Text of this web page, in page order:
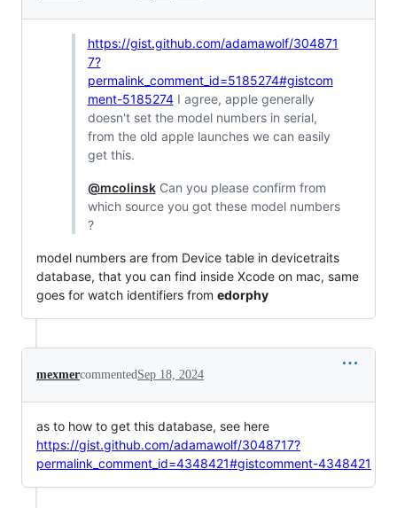
https://gist.github.com/adamawolf/304871
7?
permalink_comment_id=5185274#gistcom
ment-5185274I agree, apple generally
doesn't set the model numbers in serial,
from the old apple launches we can easily
get this.
@mcolinskCan you please confirm from
which source you got these model numbers
?
model numbers are from Device table in devicetraits
database, that you can find inside Xcode on mac, same
goes for watch identifiers from edorphy
mexmercommentedSep 18, 2024
as to how to get this database, see here
https://gist.github.com/adamawolf/3048717?
permalink_comment_id=4348421#gistcomment-4348421